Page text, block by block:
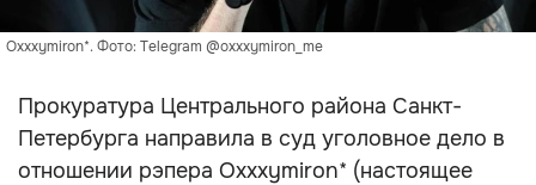
Oxxxymiron*. Фото: Telegram @oxxxymiron_me
Прокуратура Центрального района Санкт-
Петербурга направила в суд уголовное дело в
отношении рэпера Oxxxymiron* (настоящее